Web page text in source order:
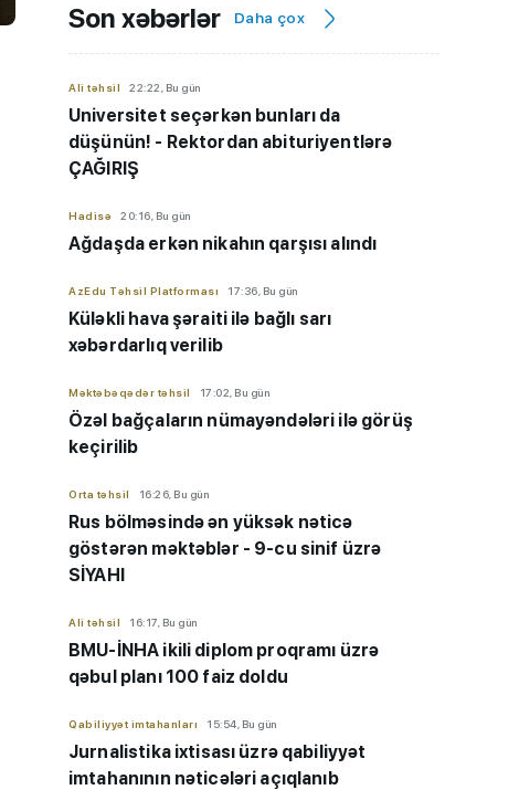
Son xəbərlər Daha çox
Ali təhsil 22:22, Bu gün
Universitet seçərkən bunları da
düşünün! - Rektordan abituriyentlərə
ÇAĞIRIŞ
Hadisə 20:16, Bu gün
Ağdaşda erkən nikahın qarşısı alındı
AzEdu Təhsil Platforması 17:36, Bu gün
Küləkli hava şəraiti ilə bağlı sarı
xəbərdarlıq verilib
Məktəbəqədər təhsil 17:02, Bu gün
Özəl bağçaların nümayəndələri ilə görüş
keçirilib
Orta təhsil 16:26, Bu gün
Rus bölməsində ən yüksək nəticə
göstərən məktəblər - 9-cu sinif üzrə
SİYAHI
Ali təhsil 16:17, Bu gün
BMU-İNHA ikili diplom proqramı üzrə
qəbul planı 100 faiz doldu
Qabiliyyət imtahanları 15:54, Bu gün
Jurnalistika ixtisası üzrə qabiliyyət
imtahanının nəticələri açıqlanıb